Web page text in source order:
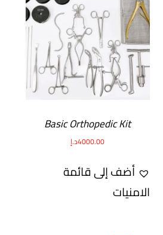
Basic Orthopedic Kit
4000.00د.إ
أضف إلى قائمة
الامنيات